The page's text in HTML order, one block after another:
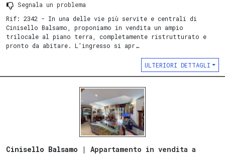
Segnala un problema
Rif: 2342 - In una delle vie più servite e centrali di
Cinisello Balsamo, proponiamo in vendita un ampio
trilocale al piano terra, completamente ristrutturato e
pronto da abitare. L’ingresso si apr…
ULTERIORI DETTAGLI
Cinisello Balsamo | Appartamento in vendita a